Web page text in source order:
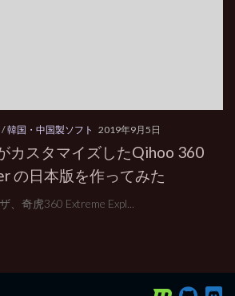
/韓国・中国製ソフト 2019年9月5日
カスタマイズしたQihoo 360
の日本版を作ってみた
、奇虎360 Extreme Expl...